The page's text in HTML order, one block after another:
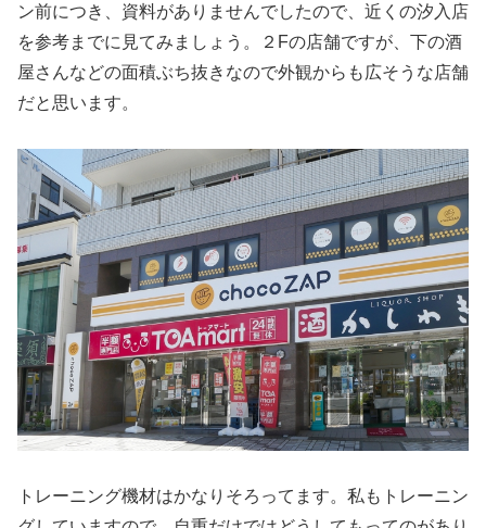
ン前につき、資料がありませんでしたので、近くの汐入店
を参考までに見てみましょう。２Fの店舗ですが、下の酒
屋さんなどの面積ぶち抜きなので外観からも広そうな店舗
だと思います。
トレーニング機材はかなりそろってます。私もトレーニン